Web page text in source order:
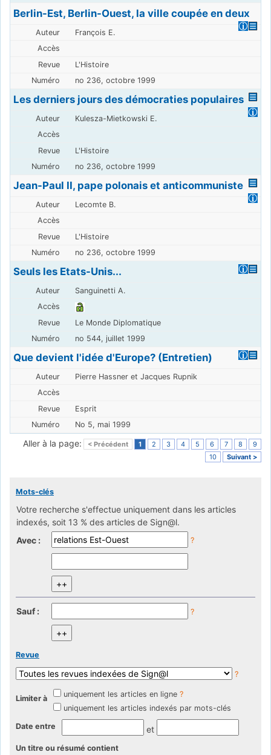
Berlin-Est, Berlin-Ouest, la ville coupée en deux
François E.
L'Histoire
no 236, octobre 1999
Les derniers jours des démocraties populaires
Kulesza-Mietkowski E.
L'Histoire
no 236, octobre 1999
Jean-Paul II, pape polonais et anticommuniste
Lecomte B.
L'Histoire
no 236, octobre 1999
Seuls les Etats-Unis...
Sanguinetti A.
Le Monde Diplomatique
no 544, juillet 1999
Que devient l'idée d'Europe? (Entretien)
Pierre Hassner et Jacques Rupnik
Esprit
No 5, mai 1999
Aller à la page: < Précédent 1 2 3 4 5 6 7 8
9
10
Suivant >
Mots-clés
Votre recherche s'effectue uniquement dans les articles
indexés, soit 13 % des articles de Sign@l.
Avec :
?
Sauf : ?
Revue
?
Limiter à uniquement les articles en ligne ?
uniquement les articles indexés par mots-clés
Date entre et
Un titre ou résumé contient